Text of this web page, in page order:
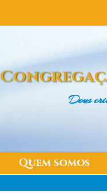
Deus
Quem somos